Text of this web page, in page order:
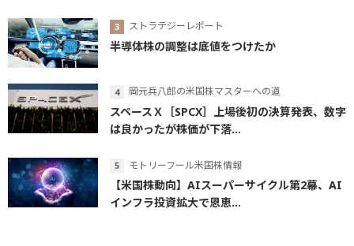
ストラテジーレポート
半導体株の調整は底値をつけたか
岡元兵八郎の米国株マスターへの道
スペースＸ［SPCX］上場後初の決算発表、数字
は良かったが株価が下落...
モトリーフール米国株情報
【米国株動向】AIスーパーサイクル第2幕、AI
インフラ投資拡大で恩恵...